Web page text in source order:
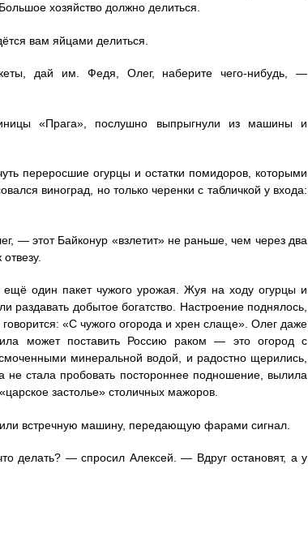
хозяйство должно делиться.
вам яйцами делиться.
дай им. Федя, Олег, наберите чего-нибудь, —
«Прага», послушно выпрыгнули из машины и
переросшие огурцы и остатки помидоров, которыми
виноград, но только черенки с табличкой у входа:
— этот Байконур «взлетит» не раньше, чем через два
один пакет чужого урожая. Жуя на ходу огурцы и
раздавать добытое богатство. Настроение поднялось,
«С чужого огорода и хрен слаще». Олег даже
может поставить Россию раком — это огород с
минеральной водой, и радостно щерились,
стала пробовать постороннее подношение, вылила
застолье» столичных мажоров.
встречную машину, передающую фарами сигнал.
делать? — спросил Алексей. — Вдруг остановят, а у